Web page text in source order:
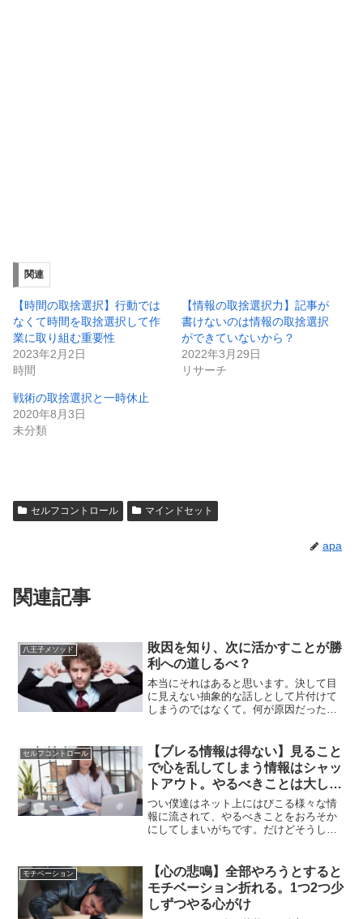
関連
【時間の取捨選択】行動では
なくて時間を取捨選択して作
業に取り組む重要性
2023年2月2日
時間
【情報の取捨選択力】記事が
書けないのは情報の取捨選択
ができていないから？
2022年3月29日
リサーチ
戦術の取捨選択と一時休止
2020年8月3日
未分類
セルフコントロール マインドセット
apa
関連記事
八王子メソッド
敗因を知り、次に活かすことが勝
利への道しるべ？
本当にそれはあると思います。決して目
に見えない抽象的な話しとして片付けて
しまうのではなくて。何が原因だったの
成就させる上で一番大切なことなのかも
しれません。
セルフコントロール
【ブレる情報は得ない】見ること
で心を乱してしまう情報はシャッ
トアウト。やるべきことは大して
変わらない
つい僕達はネット上にはびこる様々な情
報に流されて、やるべきことをおろそか
にしてしまいがちです。だけどそうし
まずはやるべきことに集中して取り組め
るように気持ちを切り替えることが大切
です。
モチベーション
【心の悲鳴】全部やろうとすると
モチベーション折れる。1つ2つ少
しずつやる心がけ